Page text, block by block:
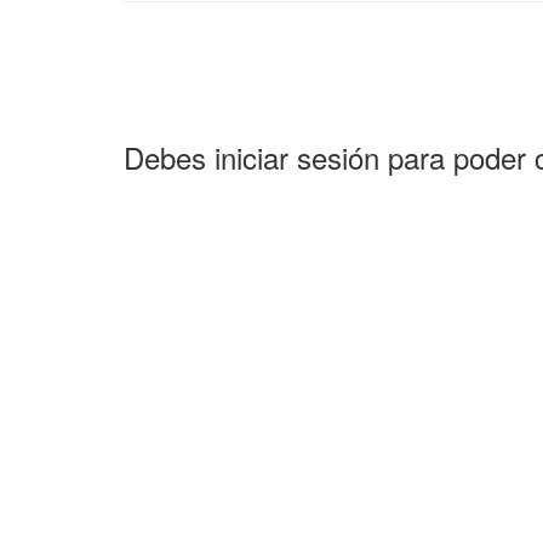
Debes iniciar sesión para poder